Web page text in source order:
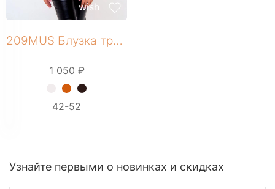
wish
209MUS Блузка трикотажная
1 050 ₽
42-52
+ 5 фото
Узнайте первыми о новинках и скидках